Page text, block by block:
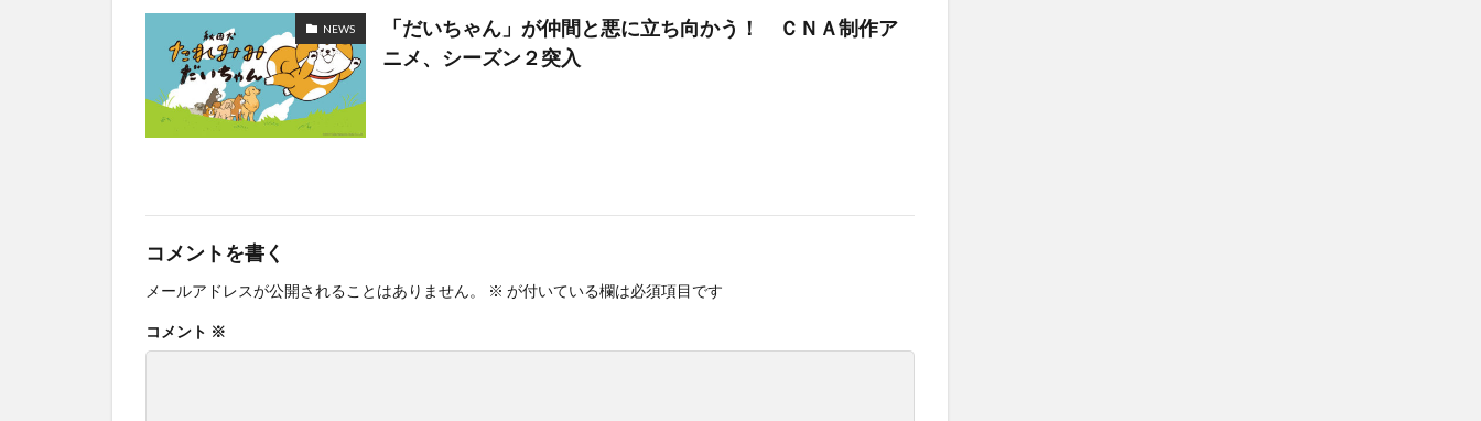
NEWS
「だいちゃん」が仲間と悪に立ち向かう！ ＣＮＡ制作ア
ニメ、シーズン２突入
コメントを書く
メールアドレスが公開されることはありません。 ※ が付いている欄は必須項目です
コメント ※